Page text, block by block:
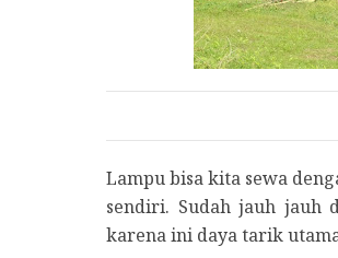
Lampu bisa kita sewa
sendiri. Sudah jauh jauh
karena ini daya tarik